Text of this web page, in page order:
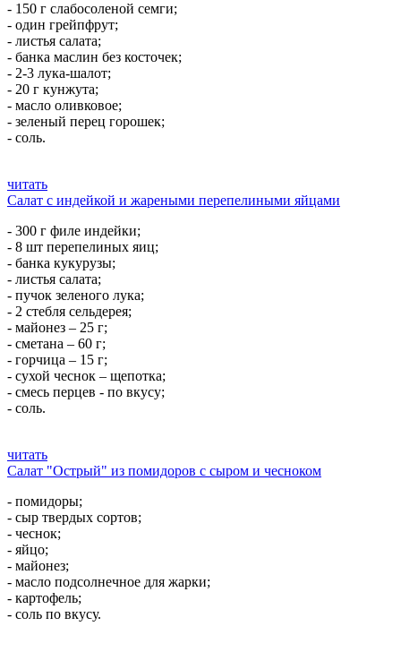
- 150 г слабосоленой семги;
- один грейпфрут;
- листья салата;
- банка маслин без косточек;
- 2-3 лука-шалот;
- 20 г кунжута;
- масло оливковое;
- зеленый перец горошек;
- соль.
читать
Салат с индейкой и жареными перепелиными яйцами
- 300 г филе индейки;
- 8 шт перепелиных яиц;
- банка кукурузы;
- листья салата;
- пучок зеленого лука;
- 2 стебля сельдерея;
- майонез – 25 г;
- сметана – 60 г;
- горчица – 15 г;
- сухой чеснок – щепотка;
- смесь перцев - по вкусу;
- соль.
читать
Салат "Острый" из помидоров с сыром и чесноком
- помидоры;
- сыр твердых сортов;
- чеснок;
- яйцо;
- майонез;
- масло подсолнечное для жарки;
- картофель;
- соль по вкусу.